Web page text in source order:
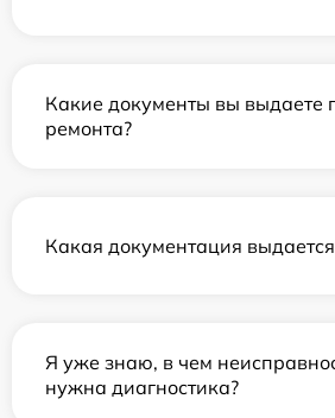
Какие документы вы выдаете
ремонта?
Какая документация
Я уже знаю, в чем
нужна диагностика?